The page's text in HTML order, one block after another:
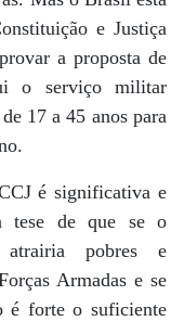
e Justiça
a proposta de
o serviço militar
17 a 45 anos para
é significativa e
tese de que se o
pobres e
Armadas e se
é forte o suficiente